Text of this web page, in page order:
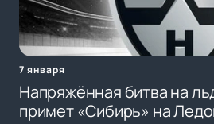
7 января
Напряжённая битва на
примет «Сибирь» на